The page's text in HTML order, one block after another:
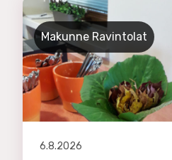
Makunne Ravintolat
6.8.2026